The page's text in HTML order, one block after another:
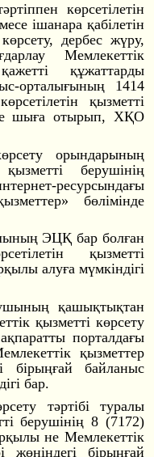
көрсетілетін
ішанара қабілетін
дербес жүру,
Мемлекеттік
құжаттарды
орталығының 1414
қызметті
шыға отырып, ХҚО
орындарының
берушінің
ресурсындағы
бөлімінде
ЭЦҚ бар болған
қызметті
алуға мүмкіндігі
қашықтықтан
қызметті көрсету
порталдағы
қызметтер
бірыңғай байланыс
бар.
тәртібі туралы
берушінің 8 (7172)
не Мемлекеттік
жөніндегі бірыңғай